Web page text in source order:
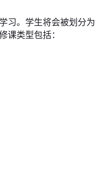
习。学生将会被划分为
课类型包括：